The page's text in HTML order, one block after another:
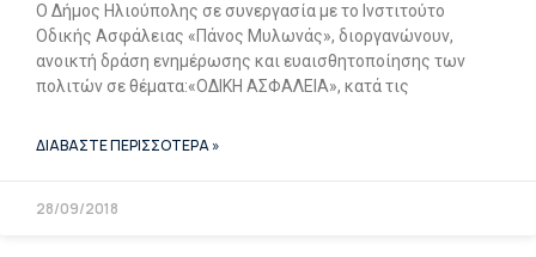
Ο Δήμος Ηλιούπολης σε συνεργασία με το Ινστιτούτο
Οδικής Ασφάλειας «Πάνος Μυλωνάς», διοργανώνουν,
ανοικτή δράση ενημέρωσης και ευαισθητοποίησης των
πολιτών σε θέματα:«ΟΔΙΚΗ ΑΣΦΑΛΕΙΑ», κατά τις
ΔΙΑΒΑΣΤΕ ΠΕΡΙΣΣΟΤΕΡΑ »
28/09/2018